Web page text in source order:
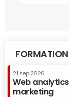
21 sep 2026
Web
marketing